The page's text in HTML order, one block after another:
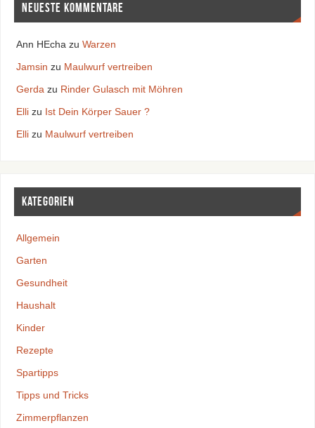
Neueste Kommentare
Ann HEcha zu Warzen
Jamsin zu Maulwurf vertreiben
Gerda zu Rinder Gulasch mit Möhren
Ellizu Ist Dein Körper Sauer ?
Ellizu Maulwurf vertreiben
Kategorien
Allgemein
Garten
Gesundheit
Haushalt
Kinder
Rezepte
Spartipps
Tipps und Tricks
Zimmerpflanzen